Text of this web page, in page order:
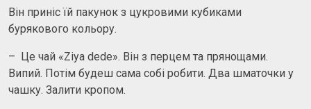
Він приніс їй пакунок з цукровими кубиками
бурякового кольору.
– Це чай «Ziya dede». Він з перцем та прянощами.
Випий. Потім будеш сама собі робити. Два шматочки у
чашку. Залити кропом.